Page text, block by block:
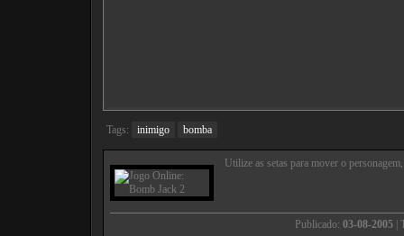
Tags: inimigo bomba
Utilize as setas para mover o
Publicado: 03-08-2005 |